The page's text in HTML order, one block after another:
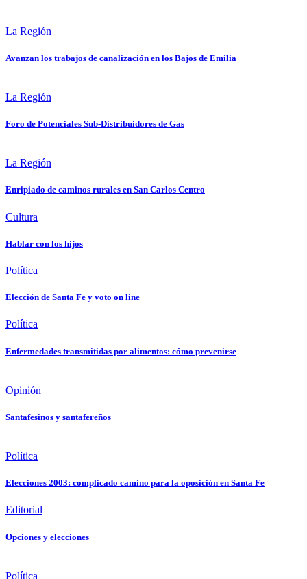
La Región
Avanzan los trabajos de canalización en los Bajos de Emilia
La Región
Foro de Potenciales Sub-Distribuidores de Gas
La Región
Enripiado de caminos rurales en San Carlos Centro
Cultura
Hablar con los hijos
Política
Elección de Santa Fe y voto on line
Política
Enfermedades transmitidas por alimentos: cómo prevenirse
Opinión
Santafesinos y santafereños
Política
Elecciones 2003: complicado camino para la oposición en Santa Fe
Editorial
Opciones y elecciones
Política